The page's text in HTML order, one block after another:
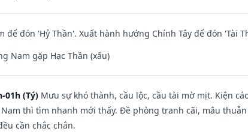
đón 'Hỷ Thần'. Xuất hành hướng Chính Tây để đón 'Tài
Nam gặp Hạc Thần (xấu)
01h (Tý) Mưu sự khó thành, cầu lộc, cầu tài mờ mịt. Kiện
thì tìm nhanh mới thấy. Đề phòng tranh cãi, mâu
cần chắc chắn.